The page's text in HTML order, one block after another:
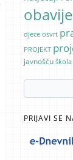
djece osvrt
PROJEKT
javnošću
PRIJAVI SE